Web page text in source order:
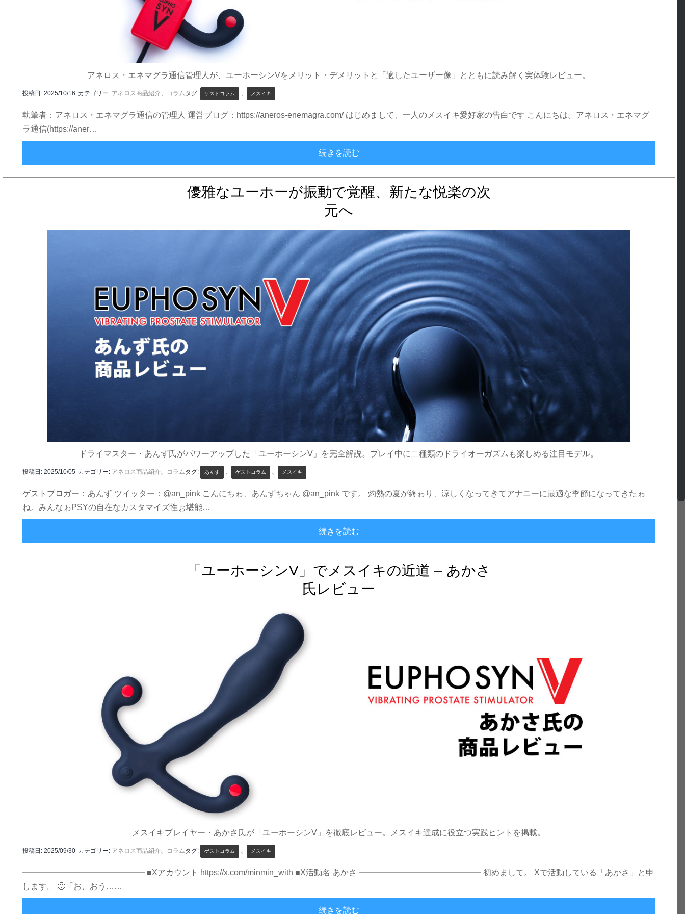
アネロス・エネマグラ通信管理人が、ユーホーシンVをメリット・デメリットと「適したユーザー像」とともに読み解く実体験レビュー。
投稿日:2025/10/16 カテゴリー: アネロス商品紹介、 コラムタグ: ゲストコラム 、 メスイキ
執筆者：アネロス・エネマグラ通信の管理人 運営ブログ：https://aneros-enemagra.com/ はじめまして、一人のメスイキ愛好家の告白です こんにちは。アネロス・エネマグ
ラ通信(https://aner…
続きを読むアネロスユーホーシン V レビュー：振動が誘う女性的エクスタシーの深淵へ
優雅なユーホーが振動で覚醒、新たな悦楽の次
元へ
ドライマスター・あんず氏がパワーアップした「ユーホーシンV」を完全解説。プレイ中に二種類のドライオーガズムも楽しめる注目モデル。
投稿日:2025/10/05 カテゴリー: アネロス商品紹介、 コラムタグ: あんず 、 ゲストコラム 、 メスイキ
ゲストブロガー：あんず ツイッター：@an_pink こんにちゎ、あんずちゃん @an_pink です。 灼熱の夏が終ゎり、涼しくなってきてアナニーに最適な季節になってきたゎ
ね。みんなゎPSYの自在なカスタマイズ性ぉ堪能…
続きを読む優雅なユーホーが振動で覚醒、新たな悦楽の次元へ
「ユーホーシンV」でメスイキの近道 – あかさ
氏レビュー
メスイキプレイヤー・あかさ氏が「ユーホーシンV」を徹底レビュー。メスイキ達成に役立つ実践ヒントを掲載。
投稿日:2025/09/30 カテゴリー: アネロス商品紹介 コラム タグ: ゲストコラム メスイキ
━━━━━━━━━━━━━━━ ■Xアカウント https://x.com/minmin_with ■X活動名 あかさ ━━━━━━━━━━━━━━━ 初めまして。 Xで活動している「あかさ」と申
します。 🙂「お、おう……
続きを読む「ユーホーシンV」でメスイキの近道 – あかさ氏レビュー